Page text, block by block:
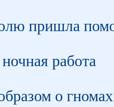
пришла
работа
о гномах